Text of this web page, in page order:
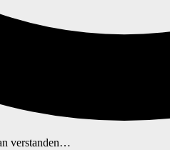
verstanden…